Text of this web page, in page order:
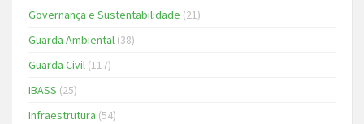
Governança e Sustentabilidade (21)
Guarda Ambiental (38)
Guarda Civil (117)
IBASS (25)
Infraestrutura (54)